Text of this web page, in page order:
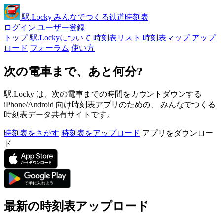
駅.Locky みんなでつくる鉄道時刻表
ログイン ユーザー登録
トップ 駅.Lockyについて 時刻表リスト 時刻表マップ アップ
ロード フォーラム 使い方
次の電車まで、あと何分?
駅.Locky は、次の電車までの時間をカウントダウンする
iPhone/Android 向け時刻表アプリのための、 みんなでつくる
時刻表データ共有サイトです。
時刻表をさがす 時刻表をアップロード アプリをダウンロー
ド
最新の時刻表アップロード